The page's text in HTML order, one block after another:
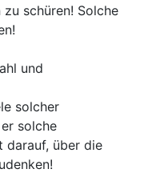
schüren! Solche
und
solcher
solche
darauf, über die